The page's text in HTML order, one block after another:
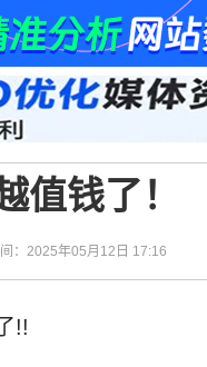
值钱了！
间：2025年05月12日 17:16
!!